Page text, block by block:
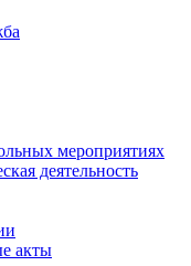
мероприятиях
деятельность
акты